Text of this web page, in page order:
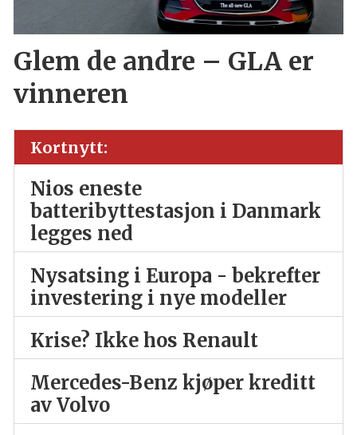
Glem de andre – GLA er
vinneren
Kortnytt:
Nios eneste
batteribyttestasjon i Danmark
legges ned
Nysatsing i Europa - bekrefter
investering i nye modeller
Krise? Ikke hos Renault
Mercedes-Benz kjøper kreditt
av Volvo